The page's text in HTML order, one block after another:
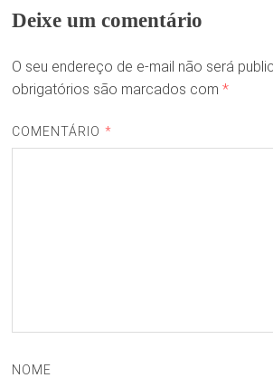
Deixe um comentário
O seu endereço de e-mail não será
obrigatórios são marcados com *
COMENTÁRIO *
NOME